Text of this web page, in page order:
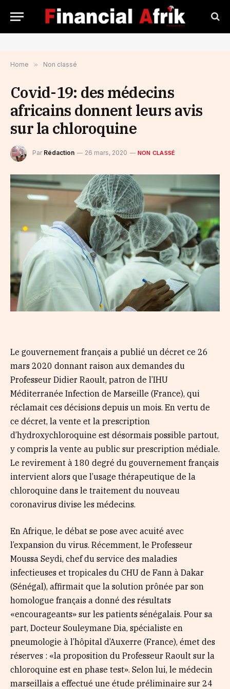
Home » Non classé
Covid-19: des médecins
africains donnent leurs avis
sur la chloroquine
Par Rédaction 26 mars, 2020 NON CLASSÉ
Le gouvernement français a publié un décret ce 26
mars 2020 donnant raison aux demandes du
Professeur Didier Raoult, patron de l’IHU
Méditerranée Infection de Marseille (France), qui
réclamait ces décisions depuis un mois. En vertu de
ce décret, la vente et la prescription
d’hydroxychloroquine est désormais possible partout,
y compris la vente au public sur prescription médiale.
Le revirement à 180 degré du gouvernement français
intervient alors que l’usage thérapeutique de la
chloroquine dans le traitement du nouveau
coronavirus divise les médecins.
En Afrique, le débat se pose avec acuité avec
l’expansion du virus. Récemment, le Professeur
Moussa Seydi, chef du service des maladies
infectieuses et tropicales du CHU de Fann à Dakar
(Sénégal), affirmait que la solution prônée par son
homologue français a donné des résultats
«encourageants» sur les patients sénégalais. Pour sa
part, Docteur Souleymane Dia, spécialiste en
pneumologie à l’hôpital d’Auxerre (France), émet des
réserves : «la proposition du Professeur Raoult sur la
chloroquine est en phase test». Selon lui, le médecin
marseillais a effectué une étude préliminaire sur 24